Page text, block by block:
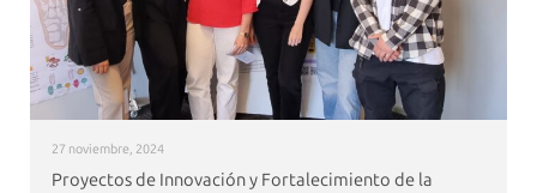
27 noviembre, 2024
Proyectos de Innovación y Fortalecimiento de la